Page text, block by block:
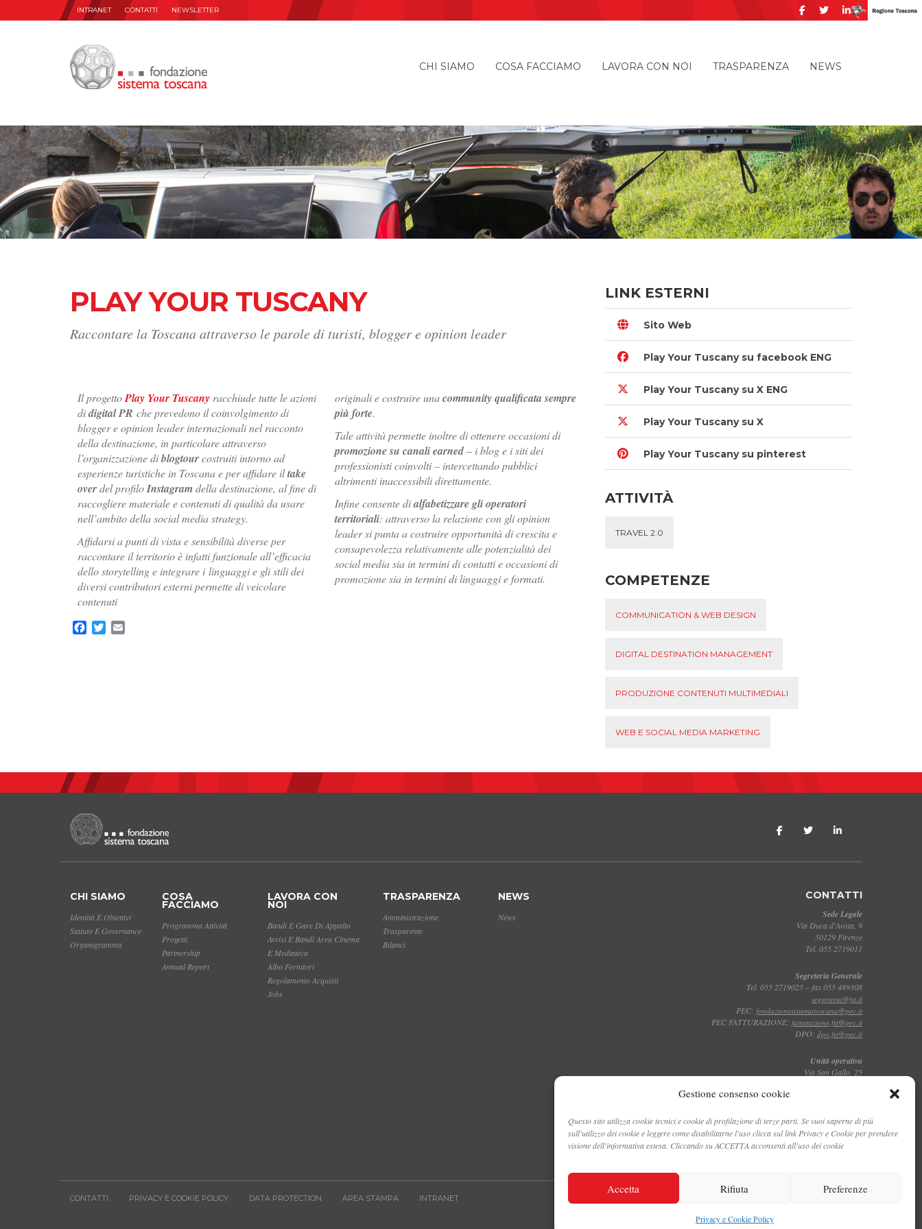
Gestione consenso cookie
Questo sito utilizza cookie tecnici e cookie di profilazione di terze parti. Se vuoi saperne di più
sull'utilizzo dei cookie e leggere come disabilitarne l'uso clicca sul link Privacy e Cookie per prendere
visione dell'informativa estesa. Cliccando su ACCETTA acconsenti all'uso dei cookie
Accetta Rifiuta Preferenze
Privacy e Cookie Policy
INTRANET CONTATTI NEWSLETTER
CHI SIAMO COSA FACCIAMO LAVORA CON NOI TRASPARENZA NEWS
PLAY YOUR TUSCANY
Raccontare la Toscana attraverso le parole di turisti, blogger e opinion leader
Il progettoPlay Your Tuscany racchiude tutte le azioni
didigital PR che prevedono il coinvolgimento di
blogger e opinion leader internazionali nel racconto
della destinazione, in particolare attraverso
l’organizzazione diblogtourcostruiti intorno ad
esperienze turistiche in Toscana e per affidare iltake
overdel profiloInstagramdella destinazione, al fine di
raccogliere materiale e contenuti di qualità da usare
nell’ambito della social media strategy.
Affidarsi a punti di vista e sensibilità diverse per
raccontare il territorio è infatti funzionale all’efficacia
dello storytelling e integrare i linguaggi e gli stili dei
diversi contributori esterni permette di veicolare
contenuti
originali e costruire unacommunity qualificata sempre
più forte.
Tale attività permette inoltre di ottenere occasioni di
promozione su canali earned– i blog e i siti dei
professionisti coinvolti – intercettando pubblici
altrimenti inaccessibili direttamente.
Infine consente dialfabetizzare gli operatori
territoriali: attraverso la relazione con gli opinion
leader si punta a costruire opportunità di crescita e
consapevolezza relativamente alle potenzialità dei
social media sia in termini di contatti e occasioni di
promozione sia in termini di linguaggi e formati.
Facebook
Twitter
LINK ESTERNI
Sito Web
Play Your Tuscany su facebook ENG
Play Your Tuscany su X ENG
Play Your Tuscany su X
Play Your Tuscany su pinterest
ATTIVITÀ
TRAVEL 2.0
COMPETENZE
COMMUNICATION & WEB DESIGN
DIGITAL DESTINATION MANAGEMENT
PRODUZIONE CONTENUTI MULTIMEDIALI
WEB E SOCIAL MEDIA MARKETING
CHI SIAMO
Identità E Obiettivi
Statuto E Governance
Organigramma
COSA
FACCIAMO
Programma Attività
Progetti
Partnership
Annual Report
LAVORA CON
NOI
Bandi E Gare Di Appalto
Avvisi E Bandi Area Cinema
E Mediateca
Albo Fornitori
Regolamento Acquisti
Jobs
TRASPARENZA
Amministrazione
Trasparente
Bilanci
NEWS
News
CONTATTI
Sede Legale
Via Duca d'Aosta, 9
50129 Firenze
Tel. 055 2719011
Segreteria Generale
Tel. 055 2719025 – fax 055 489308
segreteria@fst.it
PEC: fondazionesistematoscana@pec.it
PEC FATTURAZIONE: fatturazione.fst@pec.it
DPO: dpo.fst@pec.it
Unità operativa
Via San Gallo, 25
Toscana Film Commission
Via San Gallo, 25
Tel. 055 2719035 – fax 055 2719027
CONTATTI PRIVACY E COOKIE POLICY DATA PROTECTION AREA STAMPA INTRANET